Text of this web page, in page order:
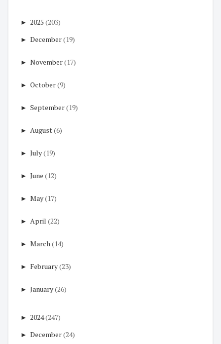
► 2025 (203)
► December(19)
► November(17)
► October(9)
► September(19)
► August(6)
► July(19)
► June (12)
► May(17)
► April (22)
► March(14)
► February(23)
► January(26)
► 2024(247)
► December(24)